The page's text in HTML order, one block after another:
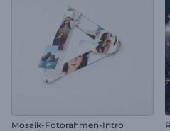
Mosaik-Fotorahmen-Intro